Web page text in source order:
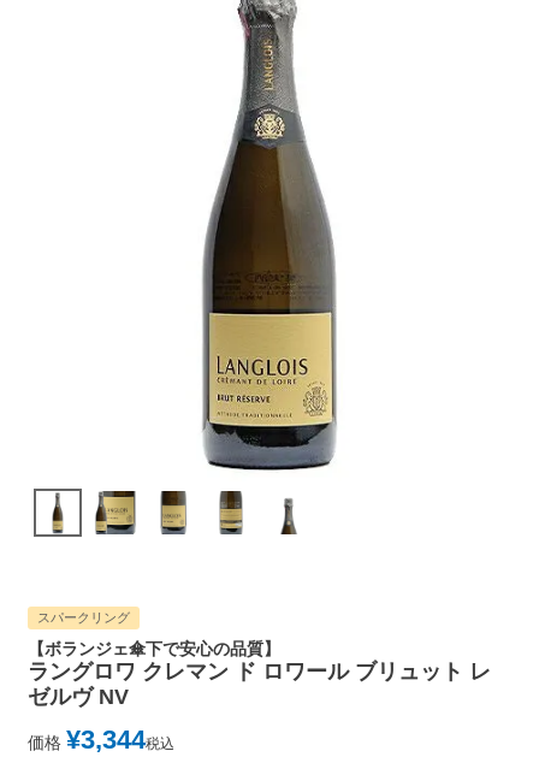
スパークリング
【ボランジェ傘下で安心の品質】
ラングロワ クレマン ド ロワール ブリュット レ
ゼルヴ NV
価格 ¥3,344税込